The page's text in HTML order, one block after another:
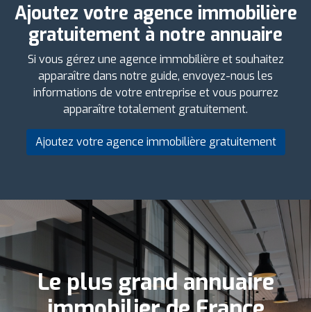
Ajoutez votre agence immobilière
gratuitement à notre annuaire
Si vous gérez une agence immobilière et souhaitez
apparaître dans notre guide, envoyez-nous les
informations de votre entreprise et vous pourrez
apparaître totalement gratuitement.
Ajoutez votre agence immobilière gratuitement
Le plus grand annuaire